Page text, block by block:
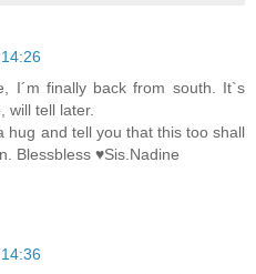
I´m finally back from south. It`s
will tell later.
hug and tell you that this too shall
Blessbless ♥Sis.Nadine